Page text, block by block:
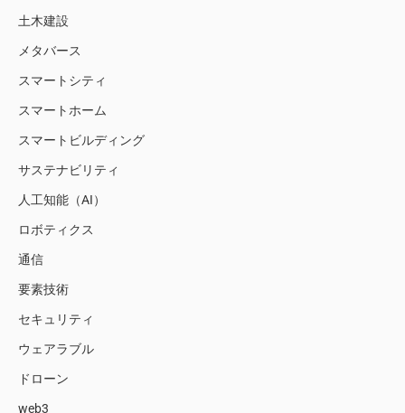
土木建設
メタバース
スマートシティ
スマートホーム
スマートビルディング
サステナビリティ
人工知能（AI）
ロボティクス
通信
要素技術
セキュリティ
ウェアラブル
ドローン
web3